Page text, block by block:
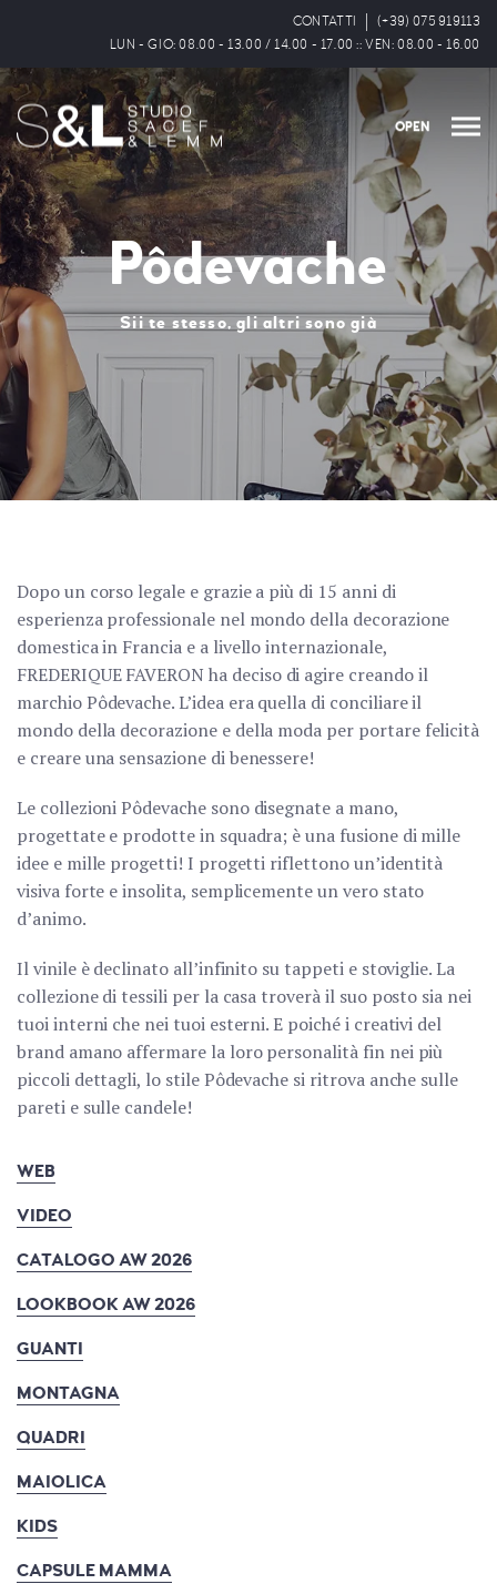
CONTATTI
(+39) 075 919113
LUN - GIO: 08.00 - 13.00 / 14.00 - 17.00 :: VEN: 08.00 - 16.00
OPEN
Pôdevache
Sii te stesso, gli altri sono già
Dopo un corso legale e grazie a più di 15 anni di
esperienza professionale nel mondo della decorazione
domestica in Francia e a livello internazionale,
FREDERIQUE FAVERON ha deciso di agire creando il
marchio Pôdevache. L’idea era quella di conciliare il
mondo della decorazione e della moda per portare felicità
e creare una sensazione di benessere!
Le collezioni Pôdevache sono disegnate a mano,
progettate e prodotte in squadra; è una fusione di mille
idee e mille progetti! I progetti riflettono un’identità
visiva forte e insolita, semplicemente un vero stato
d’animo.
Il vinile è declinato all’infinito su tappeti e stoviglie. La
collezione di tessili per la casa troverà il suo posto sia nei
tuoi interni che nei tuoi esterni. E poiché i creativi del
brand amano affermare la loro personalità fin nei più
piccoli dettagli, lo stile Pôdevache si ritrova anche sulle
pareti e sulle candele!
WEB
VIDEO
CATALOGO AW 2026
LOOKBOOK AW 2026
GUANTI
MONTAGNA
QUADRI
MAIOLICA
KIDS
CAPSULE MAMMA